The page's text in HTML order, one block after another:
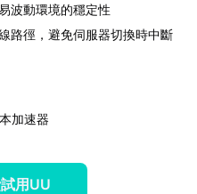
波動環境的穩定性
路徑，避免伺服器切換時中斷
加速器
用UU